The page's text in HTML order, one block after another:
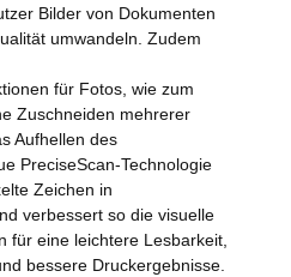
Bilder von Dokumenten
umwandeln. Zudem
für Fotos, wie zum
Zuschneiden mehrerer
Aufhellen des
PreciseScan-Technologie
Zeichen in
verbessert so die visuelle
für eine leichtere Lesbarkeit,
bessere Druckergebnisse.